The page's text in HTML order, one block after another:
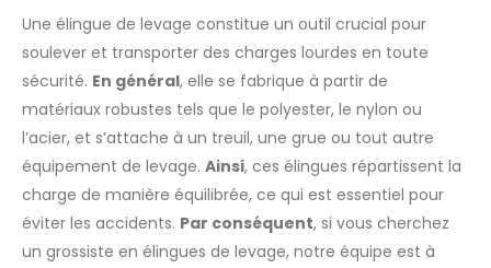
Une élingue de levage constitue un outil crucial pour
soulever et transporter des charges lourdes en toute
sécurité. En général, elle se fabrique à partir de
matériaux robustes tels que le polyester, le nylon ou
l’acier, et s’attache à un treuil, une grue ou tout autre
équipement de levage. Ainsi, ces élingues répartissent la
charge de manière équilibrée, ce qui est essentiel pour
éviter les accidents. Par conséquent, si vous cherchez
un grossiste en élingues de levage, notre équipe est à